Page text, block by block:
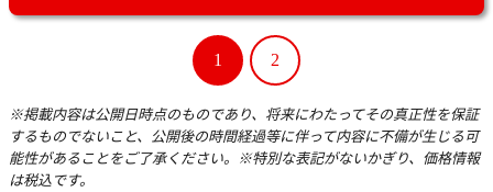
1 2
※掲載内容は公開日時点のものであり、将来にわたってその真正性を保証
するものでないこと、公開後の時間経過等に伴って内容に不備が生じる可
能性があることをご了承ください。※特別な表記がないかぎり、価格情報
は税込です。